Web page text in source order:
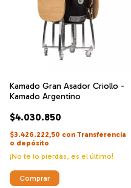
Kamado Gran Asador Criollo -
Kamado Argentino
$4.030.850
$3.426.222,50 con Transferencia
o depósito
¡No te lo pierdas, es el último!
Comprar